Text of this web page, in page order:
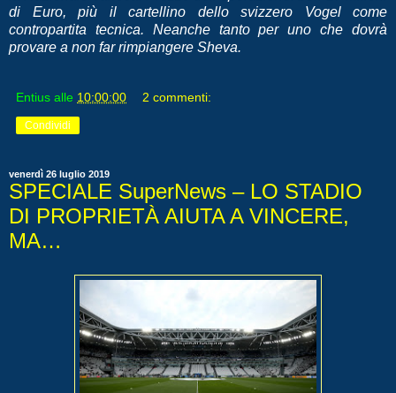
di Euro, più il cartellino dello svizzero Vogel come
contropartita tecnica. Neanche tanto per uno che dovrà
provare a non far rimpiangere Sheva.
Entius alle 10:00:00 2 commenti:
Condividi
venerdì 26 luglio 2019
SPECIALE SuperNews – LO STADIO
DI PROPRIETÀ AIUTA A VINCERE,
MA…